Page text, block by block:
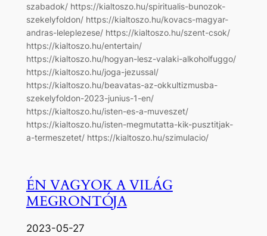
szabadok/ https://kialtoszo.hu/spiritualis-bunozok-
szekelyfoldon/ https://kialtoszo.hu/kovacs-magyar-
andras-leleplezese/ https://kialtoszo.hu/szent-csok/
https://kialtoszo.hu/entertain/
https://kialtoszo.hu/hogyan-lesz-valaki-alkoholfuggo/
https://kialtoszo.hu/joga-jezussal/
https://kialtoszo.hu/beavatas-az-okkultizmusba-
szekelyfoldon-2023-junius-1-en/
https://kialtoszo.hu/isten-es-a-muveszet/
https://kialtoszo.hu/isten-megmutatta-kik-pusztitjak-
a-termeszetet/ https://kialtoszo.hu/szimulacio/
ÉN VAGYOK A VILÁG
MEGRONTÓJA
2023-05-27